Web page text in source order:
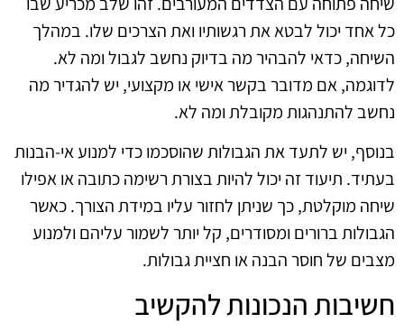
כל אחד יכול לבטא את רגשותיו ואת הצרכים שלו. במהלך
השיחה, כדאי להבהיר מה בדיוק נחשב לגבול ומה לא.
לדוגמה, אם מדובר בקשר אישי או מקצועי, יש להגדיר מה
נחשב להתנהגות מקובלת ומה לא.
בנוסף, יש לתעד את הגבולות שהוסכמו כדי למנוע אי-הבנות
בעתיד. תיעוד זה יכול להיות בצורת רשימה כתובה או אפילו
שיחה מוקלטת, כך שניתן לחזור עליו במידת הצורך. כאשר
הגבולות ברורים ומסודרים, קל יותר לשמור עליהם ולמנוע
מצבים של חוסר הבנה או חציית גבולות.
חשיבות הנכונות להקשיב